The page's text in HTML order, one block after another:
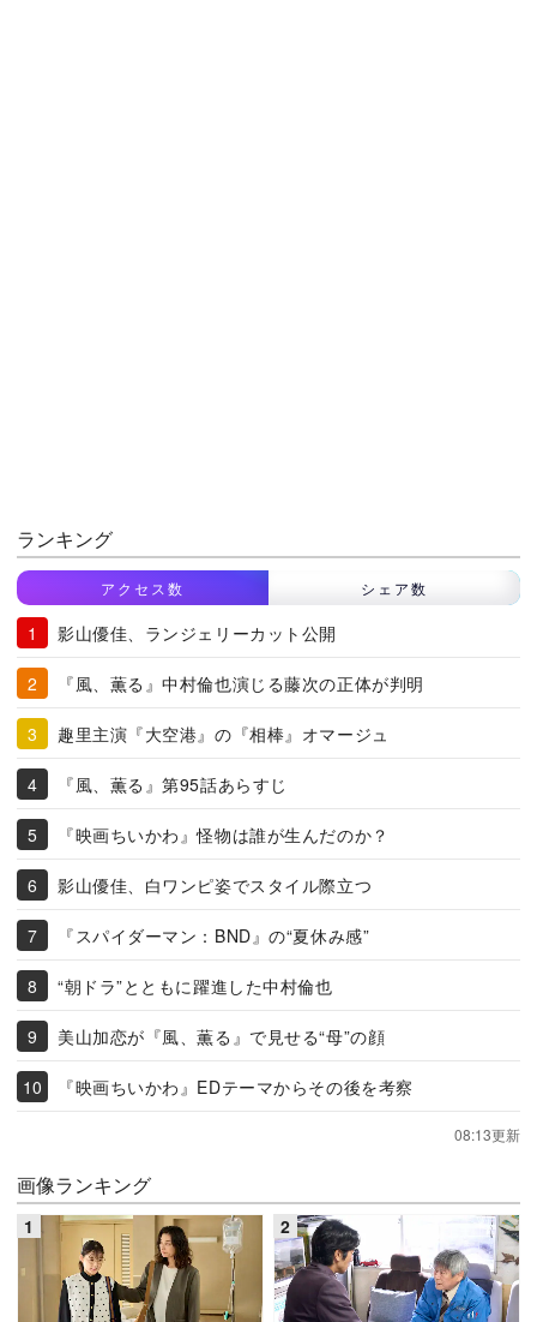
ランキング
アクセス数 シェア数
影山優佳、ランジェリーカット公開
『風、薫る』中村倫也演じる藤次の正体が判明
趣里主演『大空港』の『相棒』オマージュ
『風、薫る』第95話あらすじ
『映画ちいかわ』怪物は誰が生んだのか？
影山優佳、白ワンピ姿でスタイル際立つ
『スパイダーマン：BND』の“夏休み感”
“朝ドラ”とともに躍進した中村倫也
美山加恋が『風、薫る』で見せる“母”の顔
『映画ちいかわ』EDテーマからその後を考察
08:13更新
画像ランキング